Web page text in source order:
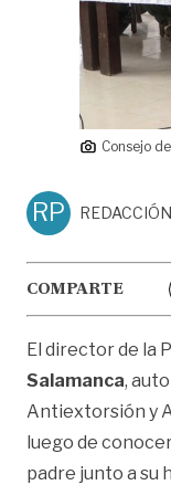
Consejo
RP
COMPARTE
El director de la
Salamanca,
Antiextorsión y
luego de
padre junto a su